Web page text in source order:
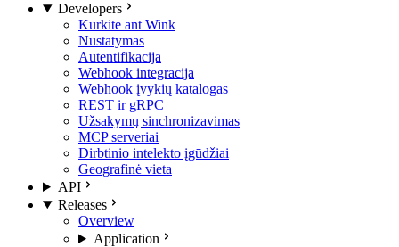
Developers
Kurkite ant Wink
Nustatymas
Autentifikacija
Webhook integracija
Webhook įvykių katalogas
REST ir gRPC
Užsakymų sinchronizavimas
MCP serveriai
Dirbtinio intelekto įgūdžiai
Geografinė vieta
API
Releases
Overview
Application